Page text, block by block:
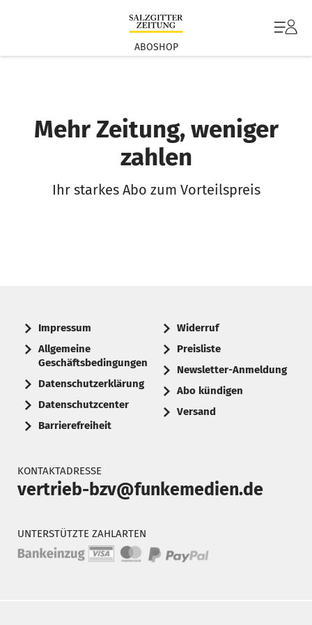
ABOSHOP
Mehr Zeitung, weniger
zahlen
Ihr starkes Abo zum Vorteilspreis
Impressum
Allgemeine
Geschäftsbedingungen
Datenschutzerklärung
Datenschutzcenter
Barrierefreiheit
Widerruf
Preisliste
Newsletter-Anmeldung
Abo kündigen
Versand
KONTAKTADRESSE
vertrieb-bzv@funkemedien.de
UNTERSTÜTZTE ZAHLARTEN